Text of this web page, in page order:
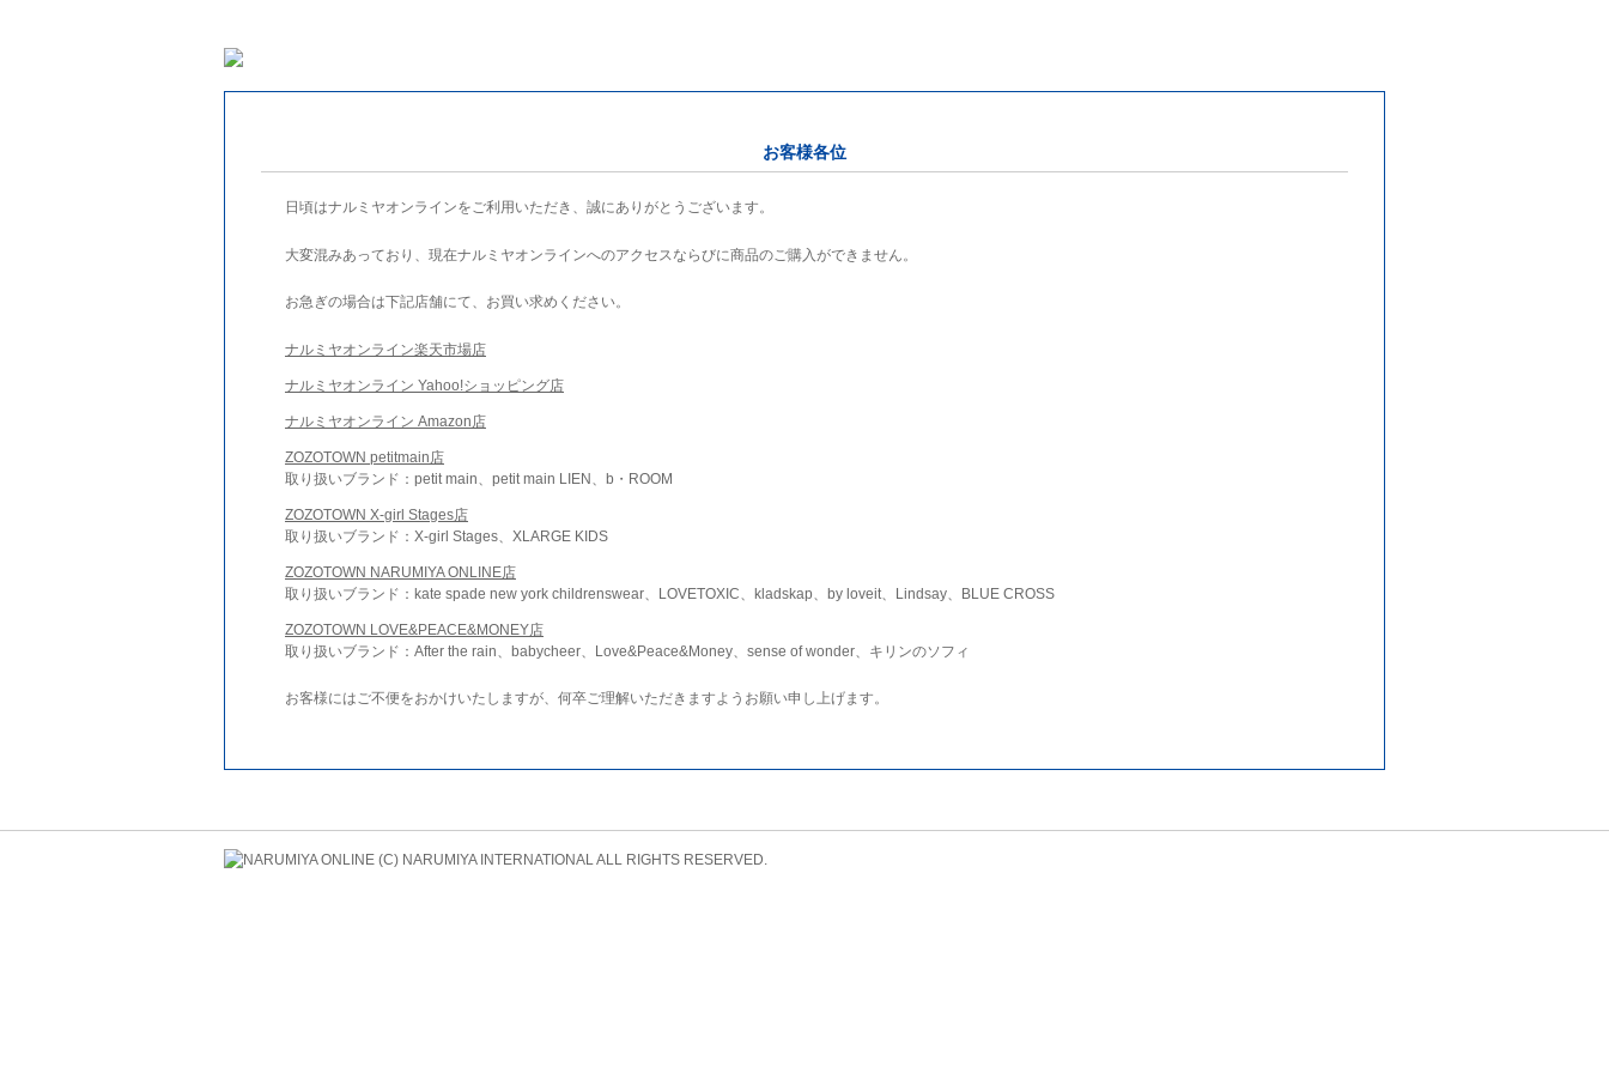
お客様各位
日頃はナルミヤオンラインをご利用いただき、誠にありがとうございます。
大変混みあっており、現在ナルミヤオンラインへのアクセスならびに商品のご購入ができません。
お急ぎの場合は下記店舗にて、お買い求めください。
ナルミヤオンライン楽天市場店
ナルミヤオンライン Yahoo!ショッピング店
ナルミヤオンライン Amazon店
ZOZOTOWN petitmain店
取り扱いブランド：petit main、petit main LIEN、b・ROOM
ZOZOTOWN X-girl Stages店
取り扱いブランド：X-girl Stages、XLARGE KIDS
ZOZOTOWN NARUMIYA ONLINE店
取り扱いブランド：kate spade new york childrenswear、LOVETOXIC、kladskap、by loveit、Lindsay、BLUE CROSS
ZOZOTOWN LOVE&PEACE&MONEY店
取り扱いブランド：After the rain、babycheer、Love&Peace&Money、sense of wonder、キリンのソフィ
お客様にはご不便をおかけいたしますが、何卒ご理解いただきますようお願い申し上げます。